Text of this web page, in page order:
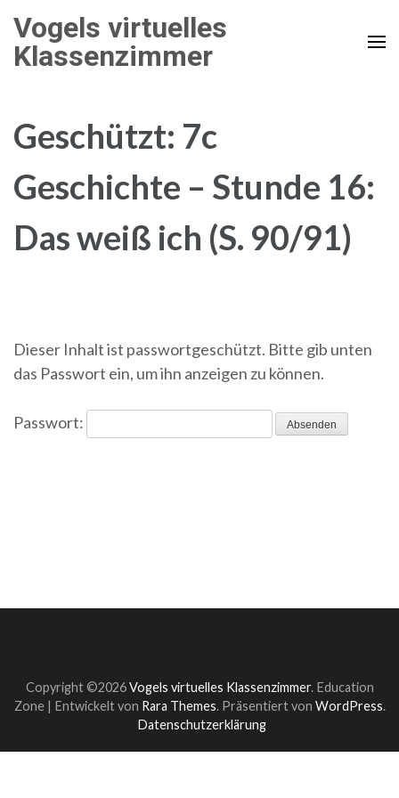
Inhalt
springen
Vogels virtuelles
Klassenzimmer
Geschützt: 7c
Geschichte – Stunde 16:
Das weiß ich (S. 90/91)
Dieser Inhalt ist passwortgeschützt. Bitte gib unten
das Passwort ein, um ihn anzeigen zu können.
Passwort:
Copyright ©2026Vogels virtuelles Klassenzimmer. Education
Zone | Entwickelt von Rara Themes. Präsentiert von WordPress.
Datenschutzerklärung